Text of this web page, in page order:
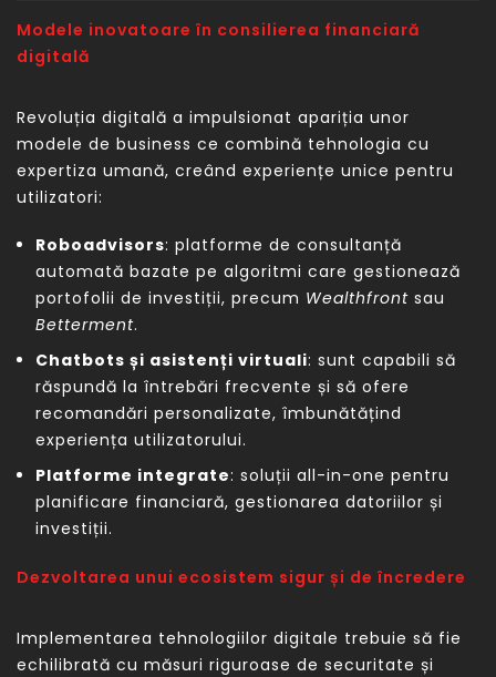
Modele inovatoare în consilierea financiară
digitală
Revoluția digitală a impulsionat apariția unor
modele de business ce combină tehnologia cu
expertiza umană, creând experiențe unice pentru
utilizatori:
Roboadvisors: platforme de consultanță
automată bazate pe algoritmi care gestionează
portofolii de investiții, precum Wealthfront sau
Betterment.
Chatbots și asistenți virtuali: sunt capabili să
răspundă la întrebări frecvente și să ofere
recomandări personalizate, îmbunătățind
experiența utilizatorului.
Platforme integrate: soluții all-in-one pentru
planificare financiară, gestionarea datoriilor și
investiții.
Dezvoltarea unui ecosistem sigur și de încredere
Implementarea tehnologiilor digitale trebuie să fie
echilibrată cu măsuri riguroase de securitate și